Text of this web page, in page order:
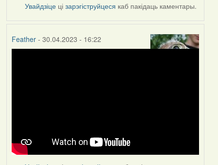
Увайдзіце цізарэгіструйцеся каб пакідаць каментары.
Feather- 30.04.2023 - 16:22